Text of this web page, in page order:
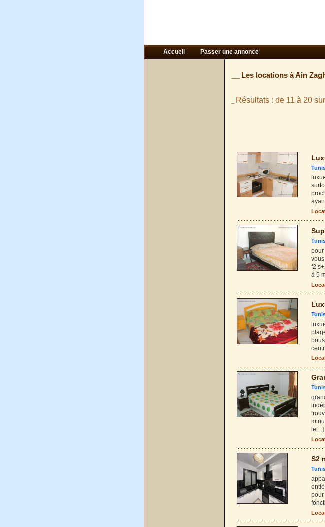
Accueil Passer une annonce
__ Les locations à Ain
Résultats : de 11 à 20
f2
à 5
le [...]
S2